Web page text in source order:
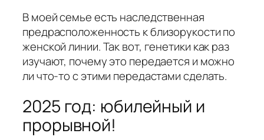
В моей семье есть наследственная
предрасположенность к близорукости по
женской линии. Так вот, генетики как раз
изучают, почему это передается и можно
ли что-то с этими передастами сделать.
2025 год: юбилейный и
прорывной!